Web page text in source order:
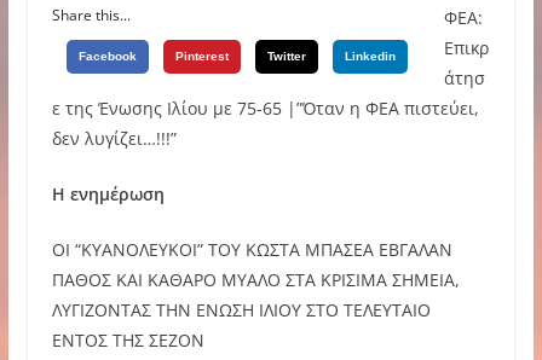
Share this...
Facebook Pinterest Twitter Linkedin
ΦΕΑ:
Eπικρ
άτησ
ε της Ένωσης Ιλίου με 75-65 |”Όταν η ΦΕΑ πιστεύει,
δεν λυγίζει…!!!”
Η ενημέρωση
ΟΙ “ΚΥΑΝΟΛΕΥΚΟΙ” ΤΟΥ ΚΩΣΤΑ ΜΠΑΣΕΑ ΕΒΓΑΛΑΝ
ΠΑΘΟΣ ΚΑΙ ΚΑΘΑΡΟ ΜΥΑΛΟ ΣΤΑ ΚΡΙΣΙΜΑ ΣΗΜΕΙΑ,
ΛΥΓΙΖΟΝΤΑΣ ΤΗΝ ΕΝΩΣΗ ΙΛΙΟΥ ΣΤΟ ΤΕΛΕΥΤΑΙΟ
ΕΝΤΟΣ ΤΗΣ ΣΕΖΟΝ